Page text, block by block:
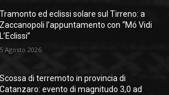
Tramonto ed eclissi solare sul Tirreno: a
Zaccanopoli l’appuntamento con “Mó Vidi
L’Eclissi”
5 Agosto 2026
Scossa di terremoto in provincia di
Catanzaro: evento di magnitudo 3,0 ad